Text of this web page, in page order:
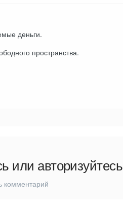
деньги.
пространства.
или авторизуйтесь
комментарий